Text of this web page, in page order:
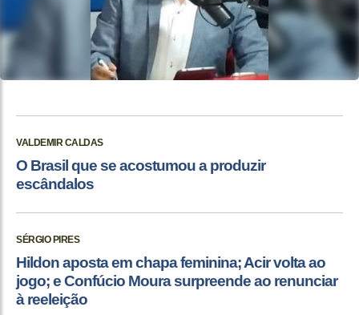
VALDEMIR CALDAS
O Brasil que se acostumou a produzir
escândalos
SÉRGIO PIRES
Hildon aposta em chapa feminina; Acir volta ao
jogo; e Confúcio Moura surpreende ao renunciar
à reeleição